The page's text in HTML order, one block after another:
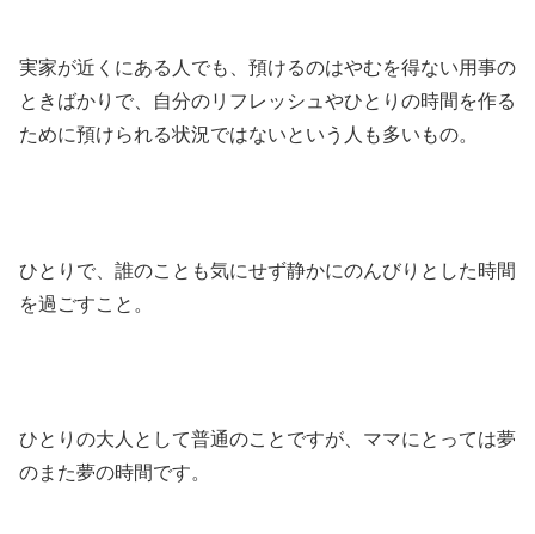
実家が近くにある人でも、預けるのはやむを得ない用事の
ときばかりで、自分のリフレッシュやひとりの時間を作る
ために預けられる状況ではないという人も多いもの。
ひとりで、誰のことも気にせず静かにのんびりとした時間
を過ごすこと。
ひとりの大人として普通のことですが、ママにとっては夢
のまた夢の時間です。